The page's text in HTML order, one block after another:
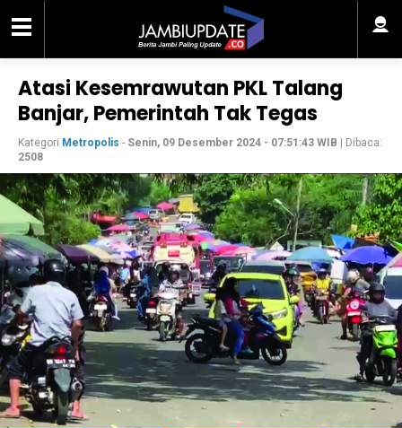
Atasi Kesemrawutan PKL Talang
Banjar, Pemerintah Tak Tegas
Kategori Metropolis - Senin, 09 Desember 2024 - 07:51:43 WIB | Dibaca:
2508